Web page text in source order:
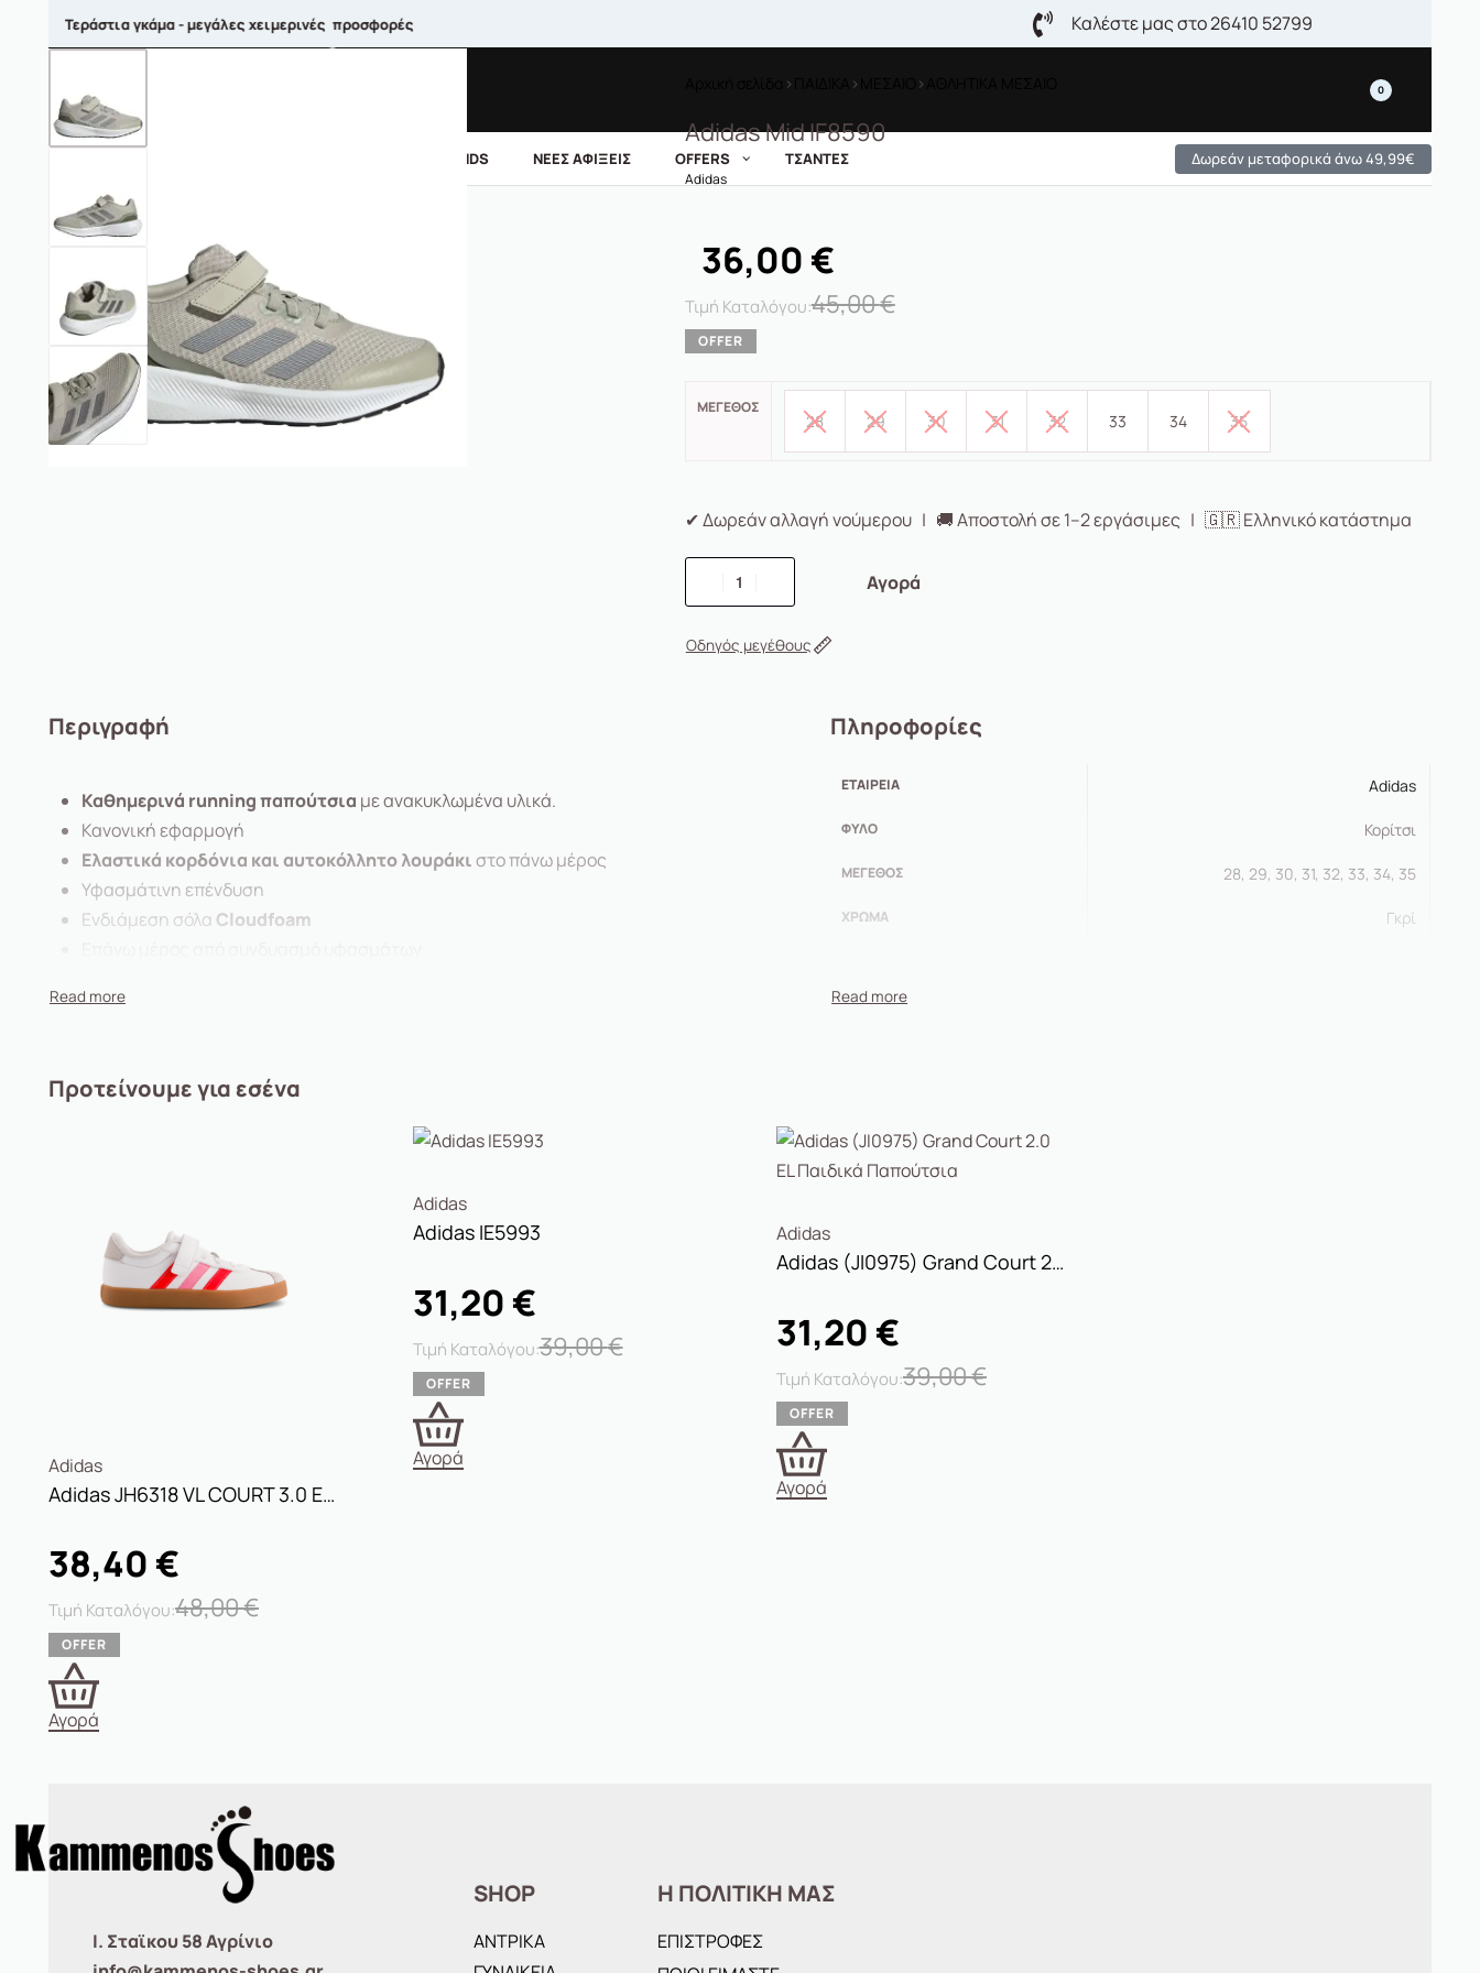
Τεράστια γκάμα - μεγάλες χειμερινές προσφορές Καλέστε μας στο 26410 52799
0
BRANDS ΝΕΕΣ ΑΦΙΞΕΙΣ OFFERS ΤΣΑΝΤΕΣ Δωρεάν μεταφορικά άνω 49,99€
› › ›
Adidas Mid IF8590
Adidas
45,00€
36,00 €
ΜΈΓΕΘΟΣ
28 29 30 31 32 33 34 35
✔ Δωρεάν αλλαγή νούμερου | 🚚 Αποστολή σε 1–2 εργάσιμες | 🇬🇷 Ελληνικό κατάστημα
Αγορά
Οδηγός μεγέθους
Περιγραφή
Καθημερινά running παπούτσια με ανακυκλωμένα υλικά.
Κανονική εφαρμογή
Ελαστικά κορδόνια και αυτοκόλλητο λουράκιστο πάνω μέρος
Υφασμάτινη επένδυση
Ενδιάμεση σόλα Cloudfoam
Πληροφορίες
ΕΤΑΙΡΕΊΑ Adidas
ΦΎΛΟ Κορίτσι
ΜΈΓΕΘΟΣ 28, 29, 30, 31, 32, 33, 34, 35
ΧΡΏΜΑ Γκρί
Προτείνουμε για εσένα
Adidas
Αdidas JH6318 VL COURT 3.0 ELC
48,00€
38,40 €
Αγορά
Adidas
Adidas IE5993
39,00€
31,20 €
Αγορά
Adidas
Αdidas (JI0975) Grand Court 2.0 EL Παιδικά Παπούτσια
39,00€
31,20 €
Αγορά
Ι. Σταϊκου 58 Αγρίνιο
SHOP
ΑΝΤΡΙΚΑ
Η ΠΟΛΙΤΙΚΗ ΜΑΣ
ΕΠΙΣΤΡΟΦΕΣ